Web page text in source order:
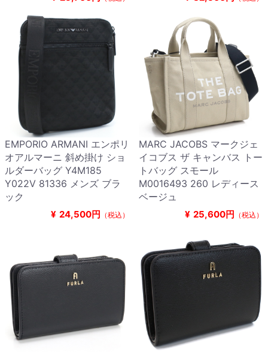
EMPORIO ARMANI エンポリ
オアルマーニ 斜め掛け ショ
ルダーバッグ Y4M185
Y022V 81336 メンズ ブラ
ック
¥ 24,500円 （税込）
MARC JACOBS マークジェ
イコブス ザ キャンバス トー
トバッグ スモール
M0016493 260 レディース
ベージュ
¥ 25,600円 （税込）